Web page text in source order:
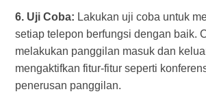
6. Uji Coba: Lakukan uji coba untuk
setiap telepon berfungsi dengan baik.
melakukan panggilan masuk dan
mengaktifkan fitur-fitur seperti
penerusan panggilan.